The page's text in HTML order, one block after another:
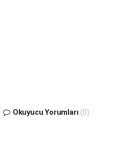
Okuyucu Yorumları (0)